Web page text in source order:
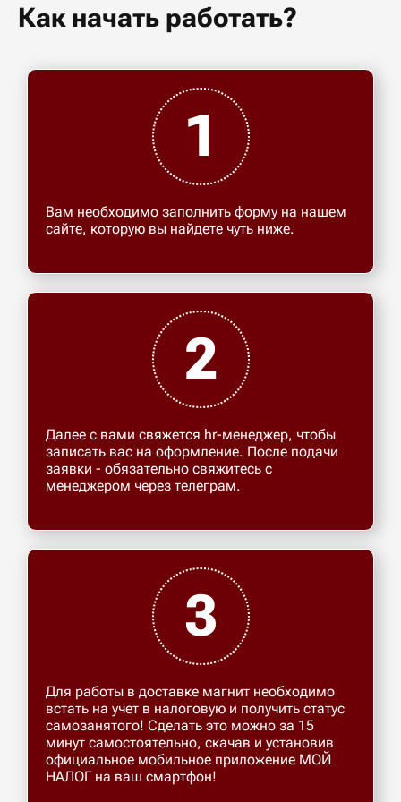
Как начать работать?
1
Вам необходимо заполнить форму на нашем
сайте, которую вы найдете чуть ниже.
2
Далее с вами свяжется hr-менеджер, чтобы
записать вас на оформление. После подачи
заявки - обязательно свяжитесь с
менеджером через телеграм.
3
Для работы в доставке магнит необходимо
встать на учет в налоговую и получить статус
самозанятого! Сделать это можно за 15
минут самостоятельно, скачав и установив
официальное мобильное приложение МОЙ
НАЛОГ на ваш смартфон!